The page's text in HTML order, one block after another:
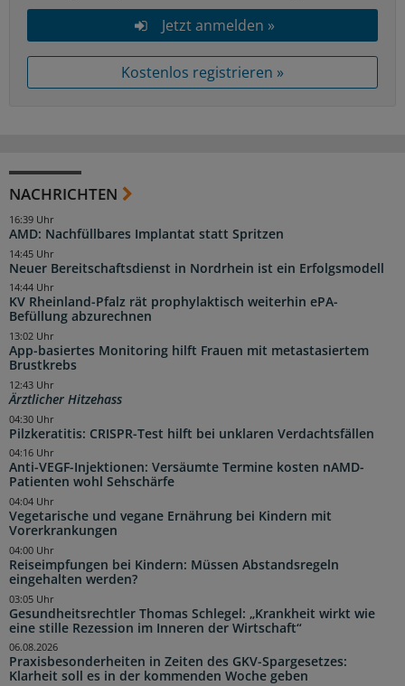
Jetzt anmelden »
Kostenlos registrieren »
NACHRICHTEN
AMD: Nachfüllbares Implantat statt Spritzen
16:39 Uhr
Neuer Bereitschaftsdienst in Nordrhein ist ein Erfolgsmodell
14:45 Uhr
KV Rheinland-Pfalz rät prophylaktisch weiterhin ePA-
Befüllung abzurechnen
14:44 Uhr
App-basiertes Monitoring hilft Frauen mit metastasiertem
Brustkrebs
13:02 Uhr
Ärztlicher Hitzehass
12:43 Uhr
Pilzkeratitis: CRISPR-Test hilft bei unklaren Verdachtsfällen
04:30 Uhr
Anti-VEGF-Injektionen: Versäumte Termine kosten nAMD-
Patienten wohl Sehschärfe
04:16 Uhr
Vegetarische und vegane Ernährung bei Kindern mit
Vorerkrankungen
04:04 Uhr
Reiseimpfungen bei Kindern: Müssen Abstandsregeln
eingehalten werden?
04:00 Uhr
Gesundheitsrechtler Thomas Schlegel: „Krankheit wirkt wie
eine stille Rezession im Inneren der Wirtschaft“
03:05 Uhr
Praxisbesonderheiten in Zeiten des GKV-Spargesetzes:
Klarheit soll es in der kommenden Woche geben
06.08.2026